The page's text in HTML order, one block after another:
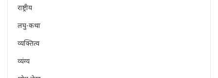
राष्ट्रीय
लघु-कथा
व्यक्तित्व
व्यंग्य